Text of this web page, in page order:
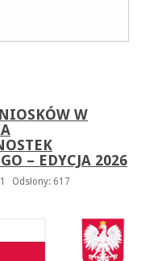
W
– EDYCJA 2026
Odsłony: 617